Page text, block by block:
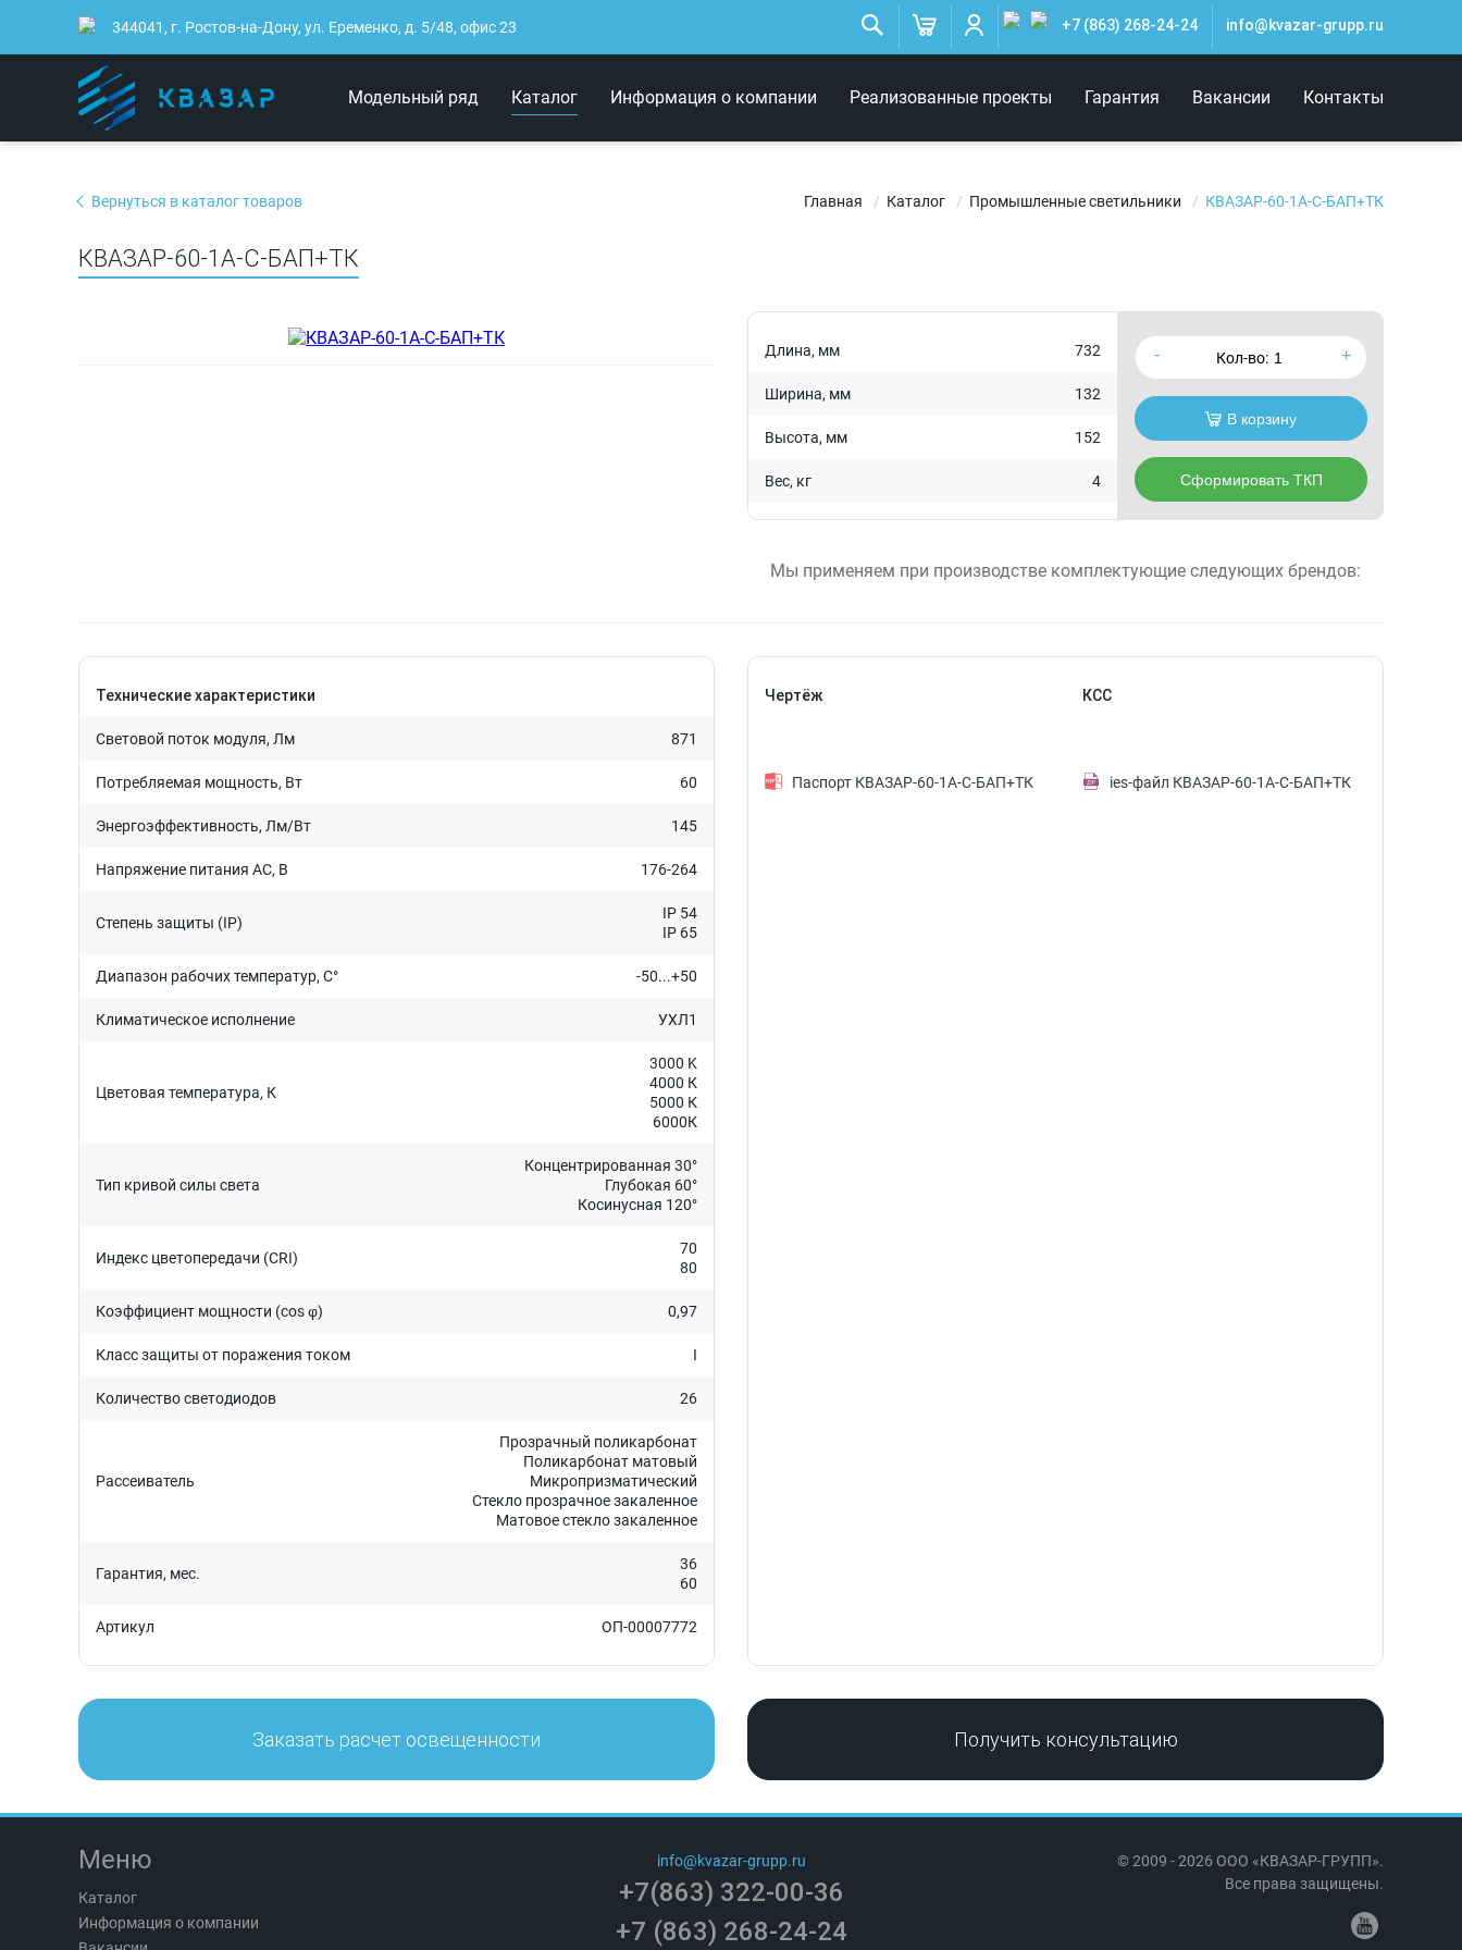
344041, г. Ростов-на-Дону, ул. Еременко, д. 5/48, офис 23 +7 (863) 268-24-24 info@kvazar-grupp.ru
Модельный ряд КаталогИнтерьерные светильники
Информация о компании Реализованные проекты Гарантия Вакансии Контакты
Вернуться в каталог товаров Главная Каталог Промышленные светильники КВАЗАР-60-1А-С-БАП+ТК
КВАЗАР-60-1А-С-БАП+ТК
Длина, мм 732
Ширина, мм 132
Высота, мм 152
Вес, кг 4
Кол-во:
В корзину
Сформировать ТКП
Мы применяем при производстве комплектующие следующих брендов:
Технические характеристики
Световой поток модуля, Лм 871
Потребляемая мощность, Вт 60
Энергоэффективность, Лм/Вт 145
Напряжение питания AC, В 176-264
Степень защиты (IP)
IP 54
IP 65
Диапазон рабочих температур, C° -50...+50
Климатическое исполнение УХЛ1
Цветовая температура, К
3000 K
4000 К
5000 К
6000К
Тип кривой силы света
Концентрированная 30°
Глубокая 60°
Косинусная 120°
Индекс цветопередачи (CRI)
70
80
Коэффициент мощности (cos φ) 0,97
Класс защиты от поражения током I
Количество светодиодов 26
Рассеиватель
Прозрачный поликарбонат
Поликарбонат матовый
Микропризматический
Стекло прозрачное закаленное
Матовое стекло закаленное
Гарантия, мес.
36
60
Артикул ОП-00007772
Чертёж КСС
Паспорт КВАЗАР-60-1А-С-БАП+ТК ies-файл КВАЗАР-60-1А-С-БАП+ТК
Заказать расчет освещенности Получить консультацию
Меню
Каталог
Информация о компании
info@kvazar-grupp.ru
+7(863) 322-00-36
+7 (863) 268-24-24
© 2009 - 2026 ООО «КВАЗАР-ГРУПП».
Все права защищены.